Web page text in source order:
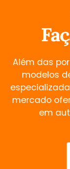
Além das
modelos
mercado
em